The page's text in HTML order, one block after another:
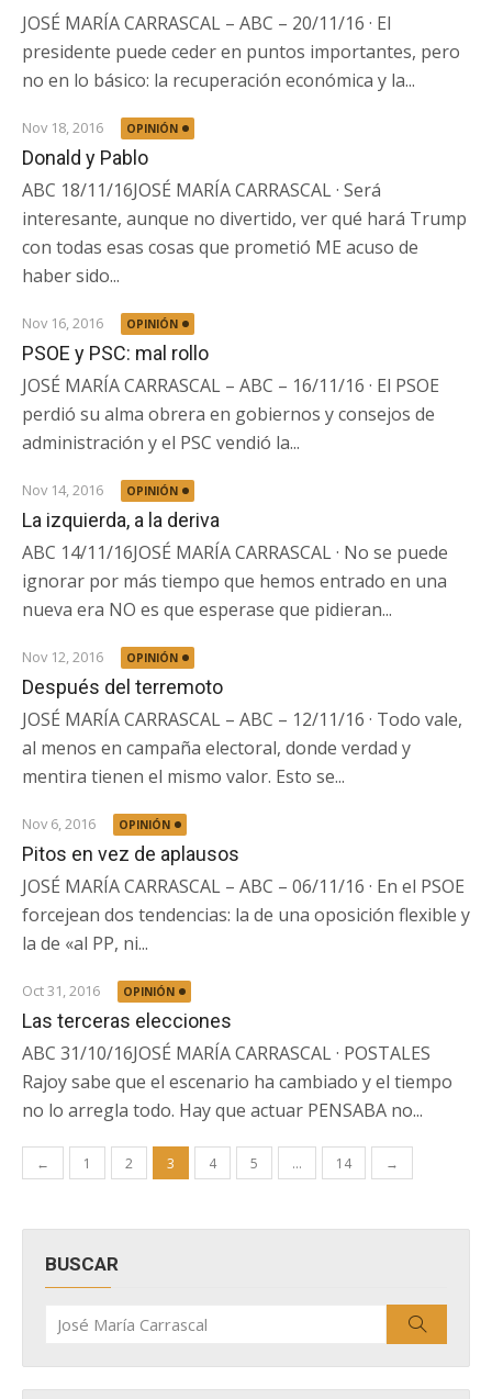
JOSÉ MARÍA CARRASCAL – ABC – 20/11/16 · El
presidente puede ceder en puntos importantes, pero
no en lo básico: la recuperación económica y la...
Nov 18, 2016 OPINIÓN
Donald y Pablo
ABC 18/11/16JOSÉ MARÍA CARRASCAL · Será
interesante, aunque no divertido, ver qué hará Trump
con todas esas cosas que prometió ME acuso de
haber sido...
Nov 16, 2016 OPINIÓN
PSOE y PSC: mal rollo
JOSÉ MARÍA CARRASCAL – ABC – 16/11/16 · El PSOE
perdió su alma obrera en gobiernos y consejos de
administración y el PSC vendió la...
Nov 14, 2016 OPINIÓN
La izquierda, a la deriva
ABC 14/11/16JOSÉ MARÍA CARRASCAL · No se puede
ignorar por más tiempo que hemos entrado en una
nueva era NO es que esperase que pidieran...
Nov 12, 2016 OPINIÓN
Después del terremoto
JOSÉ MARÍA CARRASCAL – ABC – 12/11/16 · Todo vale,
al menos en campaña electoral, donde verdad y
mentira tienen el mismo valor. Esto se...
Nov 6, 2016 OPINIÓN
Pitos en vez de aplausos
JOSÉ MARÍA CARRASCAL – ABC – 06/11/16 · En el PSOE
forcejean dos tendencias: la de una oposición flexible y
la de «al PP, ni...
Oct 31, 2016 OPINIÓN
Las terceras elecciones
ABC 31/10/16JOSÉ MARÍA CARRASCAL · POSTALES
Rajoy sabe que el escenario ha cambiado y el tiempo
no lo arregla todo. Hay que actuar PENSABA no...
Paginación
de
← 1 2 3 4 5 … 14 →
BUSCAR
por: